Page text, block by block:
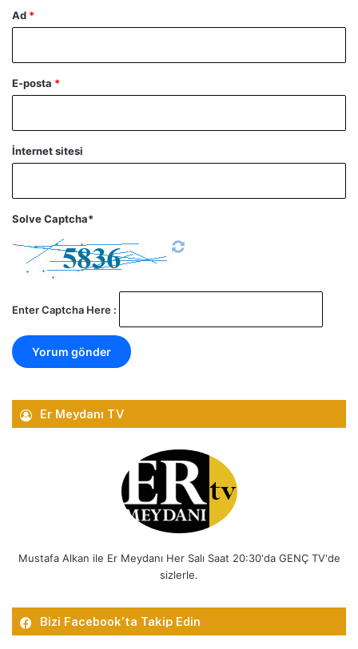
Ad *
E-posta *
İnternet sitesi
Solve Captcha*
Enter Captcha Here :
Er Meydanı TV
Mustafa Alkan ile Er Meydanı Her Salı Saat 20:30'da GENÇ TV'de
sizlerle.
Bizi Facebook’ta Takip Edin